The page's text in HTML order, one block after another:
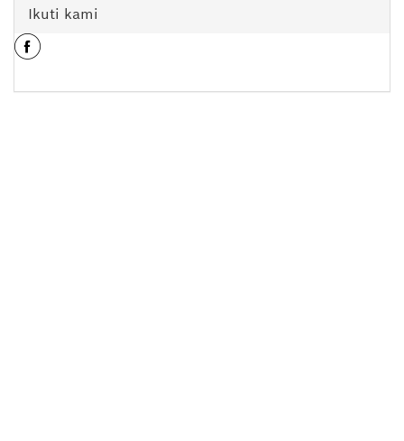
Ikuti kami